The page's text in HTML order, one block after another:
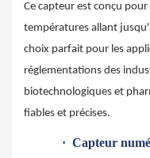
Ce capteur est conçu
températures allant
choix parfait pour les
réglementations des
biotechnologiques et
fiables et précises.
· Capteur